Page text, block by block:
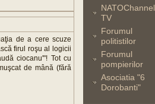
de a cere scuze
firul roşu al logicii
ciocanu'"! Tot cu
de mână (fără
NATOChannel
TV
Forumul
politistilor
Forumul
pompierilor
Asociatia "6
Dorobanti"